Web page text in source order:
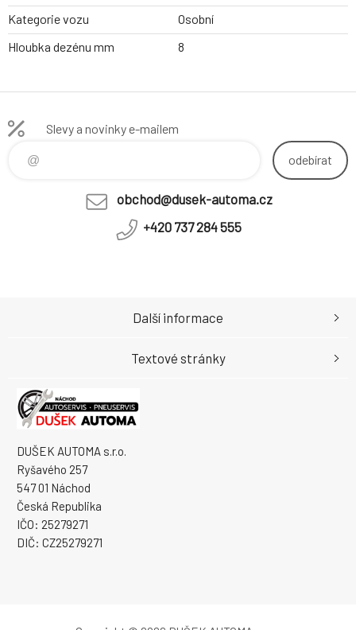
Kategorie vozu
Osobní
Hloubka dezénu mm
8
Slevy a novinky e-mailem
odebírat
obchod@dusek-automa.cz
+420 737 284 555
DUŠEK AUTOMA s.r.o.
Ryšavého 257
547 01 Náchod
Česká Republika
IČO: 25279271
DIČ: CZ25279271
Další informace
Textové stránky